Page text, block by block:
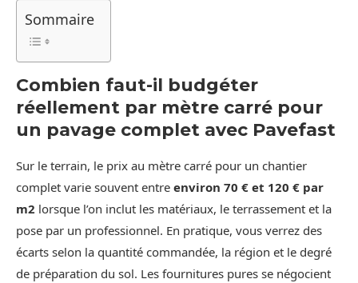
Sommaire
Combien faut-il budgéter
réellement par mètre carré pour
un pavage complet avec Pavefast
Sur le terrain, le prix au mètre carré pour un chantier
complet varie souvent entre environ 70 € et 120 € par
m2 lorsque l’on inclut les matériaux, le terrassement et la
pose par un professionnel. En pratique, vous verrez des
écarts selon la quantité commandée, la région et le degré
de préparation du sol. Les fournitures pures se négocient